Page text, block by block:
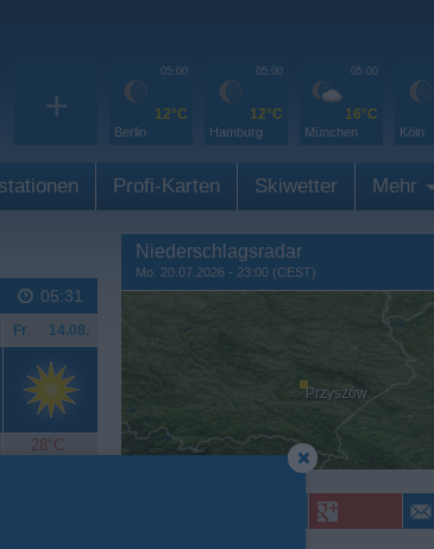
+
05:00
12°C
Berlin
05:00
12°C
Hamburg
05:00
16°C
München Köln
Profi-Karten Skiwetter Mehr
05:31
Fr. 14.08.
28°C
Niederschlagsradar
Mo. 20.07.2026 - 23:00 (CEST)
Przyszów